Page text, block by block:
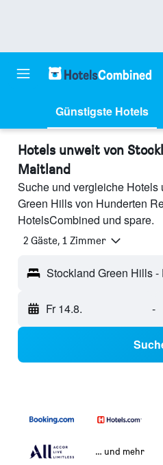
Günstigste Hotels
Hotels unweit von
Maitland
Suche und vergleiche Hotels
Green Hills von Hunderten
HotelsCombined und spare.
2 Gäste, 1 Zimmer
Fr 14.8. -
… und mehr